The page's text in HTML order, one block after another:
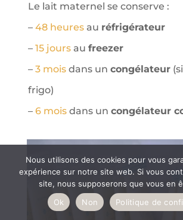
Le lait maternel se conserve :
– 48 heuresau réfrigérateur
– 15 joursau freezer
– 3 moisdans un congélateur
frigo)
– 6 moisdans un congélateur
Nous utilisons des cookies pour vous
expérience sur notre site web. Si vous
site, nous supposerons que vous en
Ok
Non Politique de